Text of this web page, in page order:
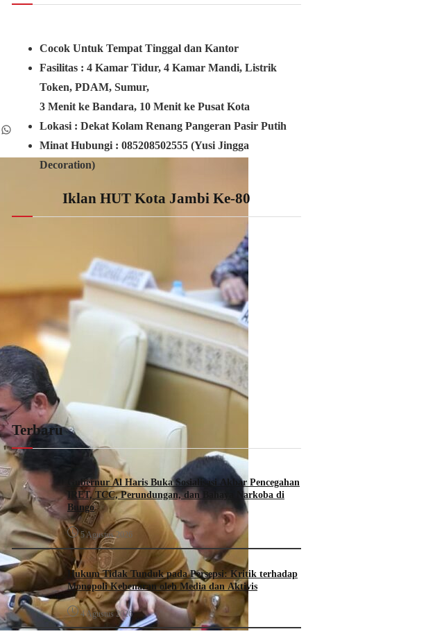
WhatsApp
Cocok Untuk Tempat Tinggal dan Kantor
Fasilitas : 4 Kamar Tidur,4 Kamar Mandi, Listrik
Token, PDAM, Sumur,
3Menit ke Bandara, 10 Menit ke Pusat Kota
Lokasi : Dekat Kolam Renang Pangeran Pasir Putih
Minat Hubungi : 085208502555 (Yusi Jingga
Decoration)
Iklan HUT Kota Jambi Ke-80
Terbaru
Gubernur Al Haris Buka Sosialisasi Akbar Pencegahan
IRET, TCC, Perundungan, dan Bahaya Narkoba di
Bungo
5 Agustus 2026
Hukum Tidak Tunduk pada Persepsi: Kritik terhadap
Monopoli Kebenaran oleh Media dan Aktivis
4 Agustus 2026